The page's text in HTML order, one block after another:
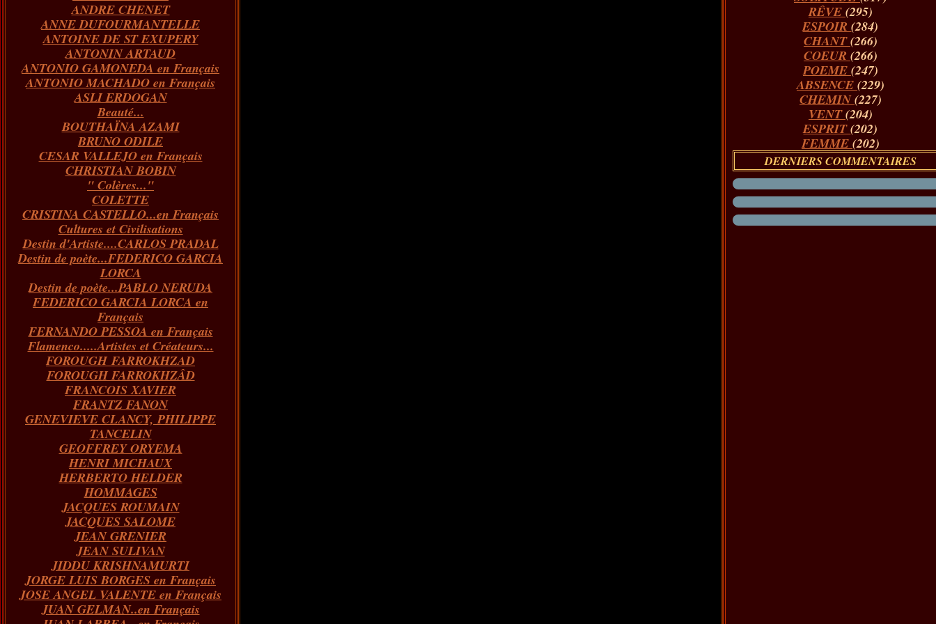
Janvier(60)
Février(68)
Janvier(86)
Mars(65)
Février(70)
Janvier(66)
Avril(76)
Mars(66)
Février(67)
Janvier(73)
Mai(82)
Avril(62)
Mars(66)
Février(55)
Janvier(43)
Juin(84)
Mai(89)
Avril(59)
Mars(73)
Février(54)
Janvier(51)
Juillet(72)
Juin(65)
Mai(97)
Avril(73)
Mars(100)
Février(146)
Janvier(124)
Août(40)
Juillet(31)
Juin(26)
ANDRE CHENET
ANNE DUFOURMANTELLE
ANTOINE DE ST EXUPERY
ANTONIN ARTAUD
ANTONIO GAMONEDA en Français
ANTONIO MACHADO en Français
ASLI ERDOGAN
Beauté...
BOUTHAÏNA AZAMI
BRUNO ODILE
CESAR VALLEJO en Français
CHRISTIAN BOBIN
" Colères..."
COLETTE
CRISTINA CASTELLO...en Français
Cultures et Civilisations
Destin d'Artiste....CARLOS PRADAL
Destin de poète...FEDERICO GARCIA
LORCA
Destin de poète...PABLO NERUDA
FEDERICO GARCIA LORCA en
Français
FERNANDO PESSOA en Français
Flamenco.....Artistes et Créateurs...
FOROUGH FARROKHZAD
FOROUGH FARROKHZÂD
FRANCOIS XAVIER
FRANTZ FANON
GENEVIEVE CLANCY, PHILIPPE
TANCELIN
GEOFFREY ORYEMA
HENRI MICHAUX
HERBERTO HELDER
HOMMAGES
JACQUES ROUMAIN
JACQUES SALOME
JEAN GRENIER
JEAN SULIVAN
JIDDU KRISHNAMURTI
JORGE LUIS BORGES en Français
JOSE ANGEL VALENTE en Français
JUAN GELMAN..en Français
RÊVE (295)
ESPOIR(284)
CHANT(266)
COEUR (266)
POEME (247)
ABSENCE (229)
CHEMIN(227)
VENT(204)
ESPRIT(202)
FEMME (202)
DERNIERS COMMENTAIRES